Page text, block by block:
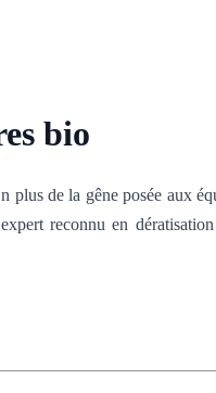
bio
de la gêne posée aux
reconnu en